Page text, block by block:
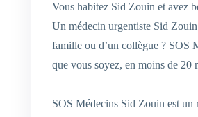
Vous habitez Sid Zouin et avez
Un médecin urgentiste Sid
famille ou d’un collègue ? SOS
que vous soyez, en moins de 20
SOS Médecins Sid Zouin est un